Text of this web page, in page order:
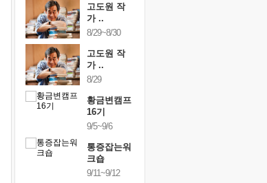
고도원 작
가 ..
8/29~8/30
고도원 작
가 ..
8/29
황금변캠프
16기
9/5~9/6
통증잡는워
크숍
9/11~9/12